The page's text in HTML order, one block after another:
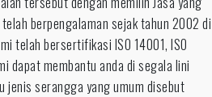
berpengalaman sejak tahun 2002 di
telah bersertifikasi ISO 14001, ISO
dapat membantu anda di segala lini
jenis serangga yang umum disebut